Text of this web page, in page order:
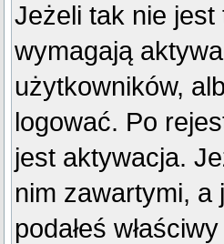
Jeżeli tak nie
wymagają
użytkowników,
logować. Po
jest aktywacja.
nim zawartymi, a
podałeś